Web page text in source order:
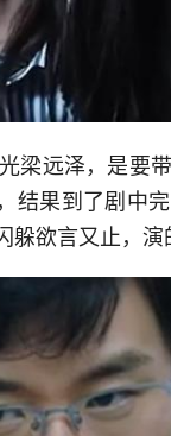
梁远泽，是要
结果到了剧中
欲言又止，演